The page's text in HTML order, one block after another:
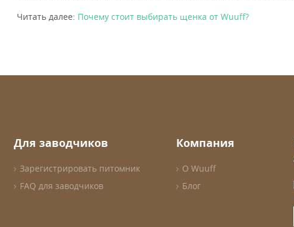
Читать далее: Почему стоит выбирать щенка от Wuuff?
Для заводчиков
Зарегистрировать питомник
FAQ для заводчиков
Компания
О Wuuff
Блог